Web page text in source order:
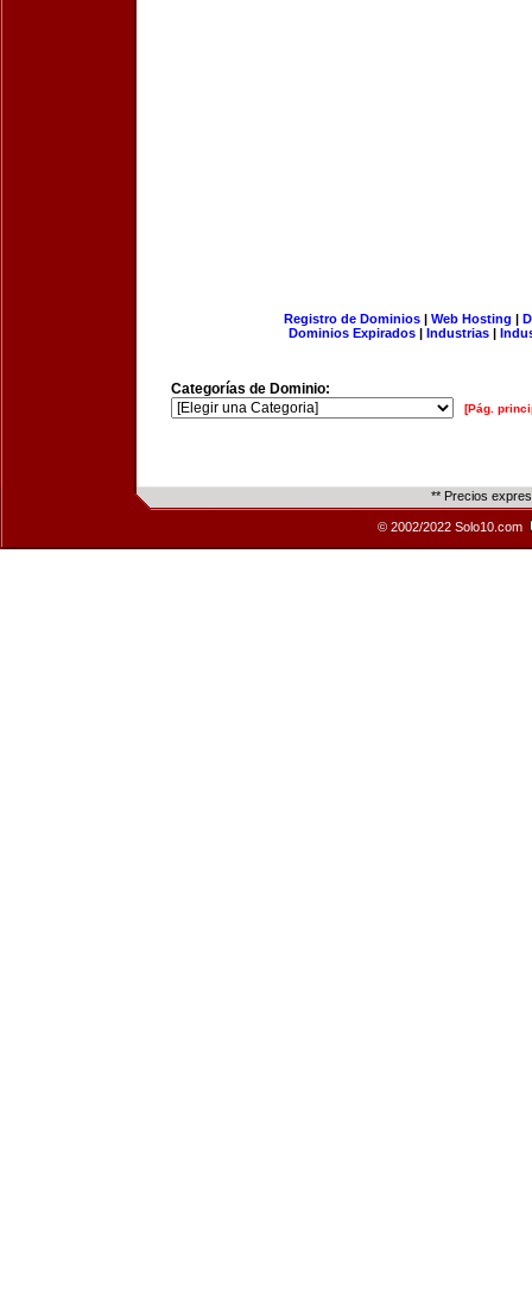
Registro de Dominios| Web Hosting |
Dominios Expirados | Industrias |
Categorías de Dominio:
[Pág.
** Precios
© 2002/2022 Solo10.com